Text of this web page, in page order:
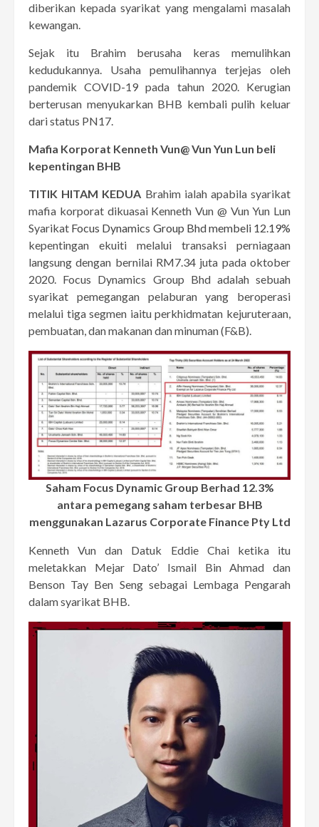
diberikan kepada syarikat yang mengalami masalah
kewangan.
Sejak itu Brahim berusaha keras memulihkan
kedudukannya. Usaha pemulihannya terjejas oleh
pandemik COVID-19 pada tahun 2020. Kerugian
berterusan menyukarkan BHB kembali pulih keluar
dari status PN17.
Mafia Korporat Kenneth Vun@ Vun Yun Lun beli
kepentingan BHB
TITIK HITAM KEDUA Brahim ialah apabila syarikat
mafia korporat dikuasai Kenneth Vun @ Vun Yun Lun
Syarikat Focus Dynamics Group Bhd membeli 12.19%
kepentingan ekuiti melalui transaksi perniagaan
langsung dengan bernilai RM7.34 juta pada oktober
2020. Focus Dynamics Group Bhd adalah sebuah
syarikat pemegangan pelaburan yang beroperasi
melalui tiga segmen iaitu perkhidmatan kejuruteraan,
pembuatan, dan makanan dan minuman (F&B).
Saham Focus Dynamic Group Berhad 12.3%
antara pemegang saham terbesar BHB
menggunakan Lazarus Corporate Finance Pty Ltd
Kenneth Vun dan Datuk Eddie Chai ketika itu
meletakkan Mejar Dato’ Ismail Bin Ahmad dan
Benson Tay Ben Seng sebagai Lembaga Pengarah
dalam syarikat BHB.